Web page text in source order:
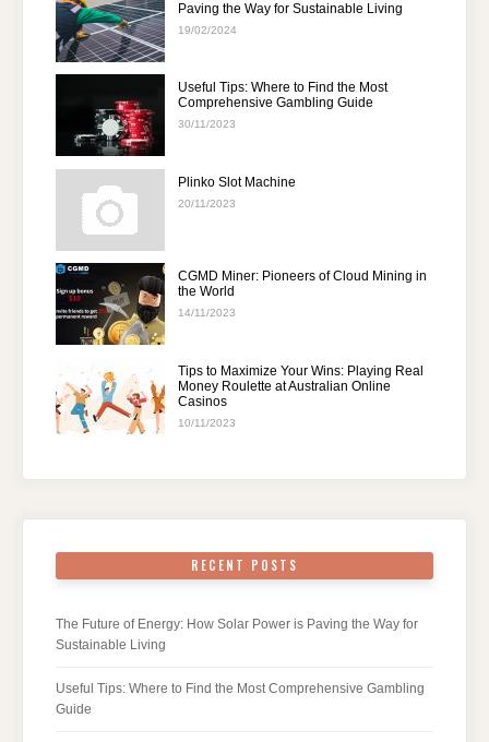
Paving the Way for Sustainable Living
19/02/2024
Useful Tips: Where to Find the Most
Comprehensive Gambling Guide
30/11/2023
Plinko Slot Machine
20/11/2023
CGMD Miner: Pioneers of Cloud Mining in
the World
14/11/2023
Tips to Maximize Your Wins: Playing Real
Money Roulette at Australian Online
Casinos
10/11/2023
RECENT POSTS
The Future of Energy: How Solar Power is Paving the Way for
Sustainable Living
Useful Tips: Where to Find the Most Comprehensive Gambling
Guide